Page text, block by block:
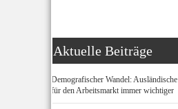
Aktuelle Beiträge
Demografischer Wandel:
für den Arbeitsmarkt immer wichtiger